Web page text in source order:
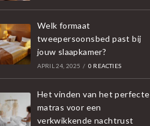
Welk formaat
tweepersoonsbed past bij
jouw slaapkamer?
APRIL 24, 2025 / 0 REACTIES
Het vinden van het perfecte
matras voor een
verkwikkende nachtrust